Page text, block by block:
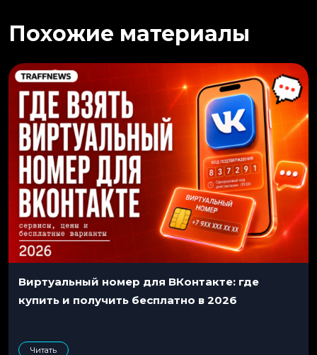
Похожие материалы
Виртуальный номер для ВКонтакте: где
купить и получить бесплатно в 2026
Читать